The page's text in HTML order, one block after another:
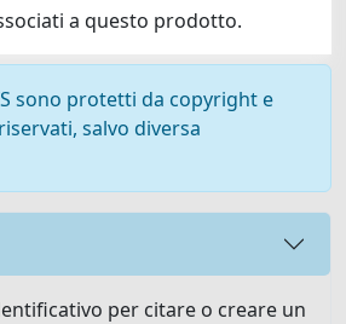
a questo prodotto.
sono protetti da copyright e
salvo diversa
per citare o creare un